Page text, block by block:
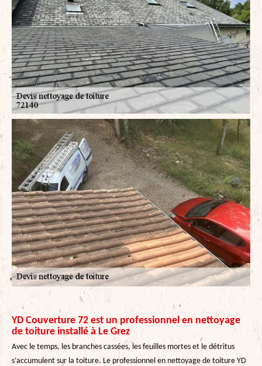
YD Couverture 72 est un professionnel en nettoyage
de toiture installé à Le Grez
Avec le temps, les branches cassées, les feuilles mortes et le détritus
s’accumulent sur la toiture. Le professionnel en nettoyage de toiture YD